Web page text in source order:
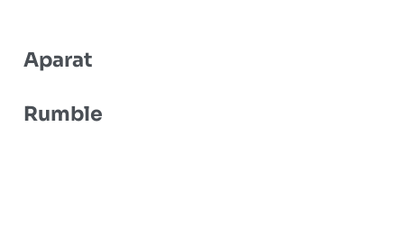
Aparat
Rumble